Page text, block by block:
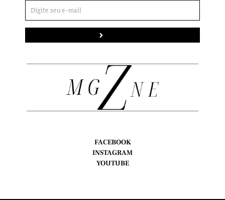
FACEBOOK
INSTAGRAM
YOUTUBE